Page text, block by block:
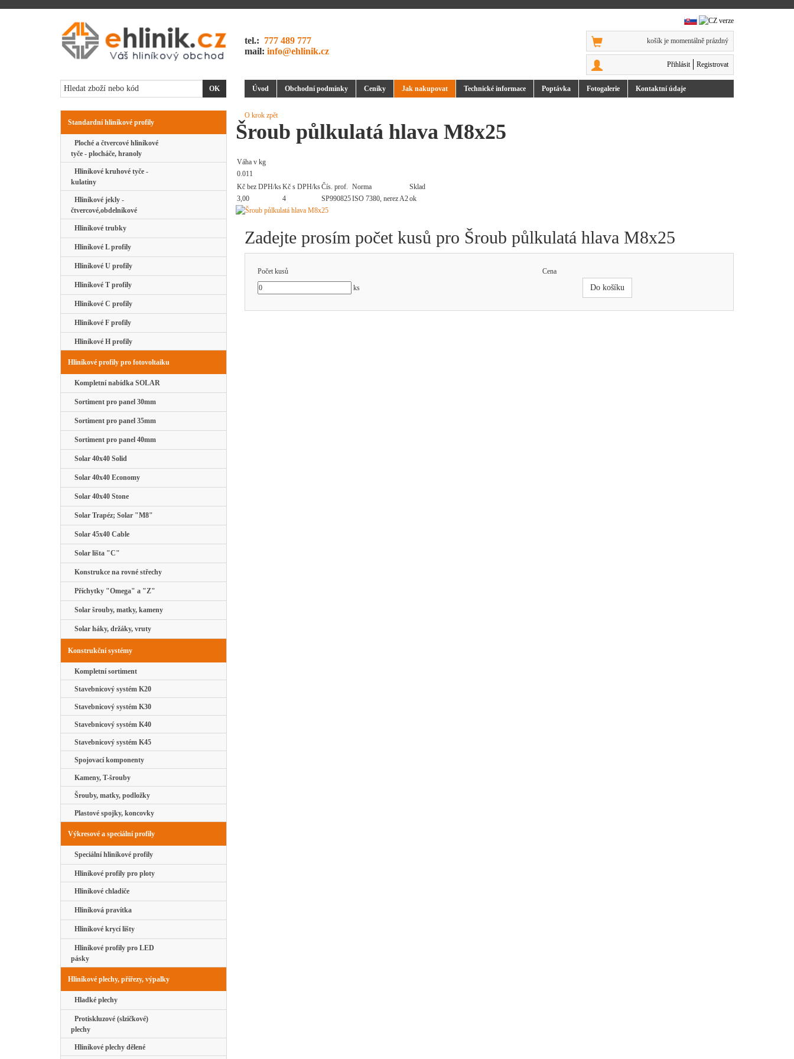
tel.: 777 489 777
mail: info@ehlinik.cz
košík je momentálně prázdný
Přihlásit Registrovat
Úvod Obchodní podmínky Ceníky Jak nakupovat Technické informace Poptávka Fotogalerie Kontaktní údaje
Standardní hliníkové profily
Ploché a čtvercové hliníkové
tyče - plocháče, hranoly
Hliníkové kruhové tyče -
kulatiny
Hliníkové jekly -
čtvercové,obdelníkové
Hliníkové trubky
Hliníkové L profily
Hliníkové U profily
Hliníkové T profily
Hliníkové C profily
Hliníkové F profily
Hliníkové H profily
Hliníkové profily pro fotovoltaiku
Kompletní nabídka SOLAR
Sortiment pro panel 30mm
Sortiment pro panel 35mm
Sortiment pro panel 40mm
Solar 40x40 Solid
Solar 40x40 Economy
Solar 40x40 Stone
Solar Trapéz; Solar "M8"
Solar 45x40 Cable
Solar lišta "C"
Konstrukce na rovné střechy
Příchytky "Omega" a "Z"
Solar šrouby, matky, kameny
Solar háky, držáky, vruty
Konstrukční systémy
Kompletní sortiment
Stavebnicový systém K20
Stavebnicový systém K30
Stavebnicový systém K40
Stavebnicový systém K45
Spojovací komponenty
Kameny, T-šrouby
Šrouby, matky, podložky
Plastové spojky, koncovky
Výkresové a speciální profily
Speciální hliníkové profily
Hliníkové profily pro ploty
Hliníkové chladiče
Hliníková pravítka
Hliníkové krycí lišty
Hliníkové profily pro LED
pásky
Hliníkové plechy, přířezy, výpalky
Hladké plechy
Protiskluzové (slzičkové)
plechy
Hliníkové plechy dělené
O krok zpět
Šroub půlkulatá hlava M8x25
Váha v kg
0.011
Kč bez DPH/ksKč s DPH/ksČís. prof. Norma
Sklad
3,00
4 SP990825ISO 7380, nerez A2ok
Zadejte prosím počet kusů pro Šroub půlkulatá hlava M8x25
Počet kusů
Cena
ks
Do košíku